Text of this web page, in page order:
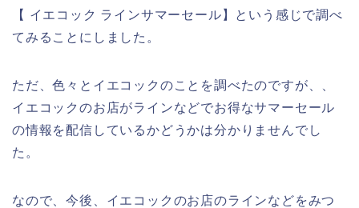
【 イエコック ラインサマーセール】という感じで調べ
てみることにしました。
ただ、色々とイエコックのことを調べたのですが、、
イエコックのお店がラインなどでお得なサマーセール
の情報を配信しているかどうかは分かりませんでし
た。
なので、今後、イエコックのお店のラインなどをみつ